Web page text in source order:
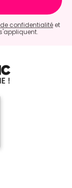
confidentialité et